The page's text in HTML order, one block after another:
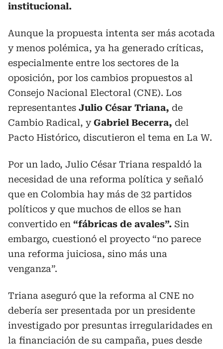
institucional.
Aunque la propuesta intenta ser más acotada
y menos polémica, ya ha generado críticas,
especialmente entre los sectores de la
oposición, por los cambios propuestos al
Consejo Nacional Electoral (CNE). Los
representantes Julio César Triana, de
Cambio Radical, yGabriel Becerra, del
Pacto Histórico, discutieron el tema en La W.
Por un lado, Julio César Triana respaldó la
necesidad de una reforma política y señaló
que en Colombia hay más de 32 partidos
políticos y que muchos de ellos se han
convertido en “fábricas de avales”. Sin
embargo, cuestionó el proyecto “no parece
una reforma juiciosa, sino más una
venganza”.
Triana aseguró que la reforma al CNE no
debería ser presentada por un presidente
investigado por presuntas irregularidades en
la financiación de su campaña, pues desde